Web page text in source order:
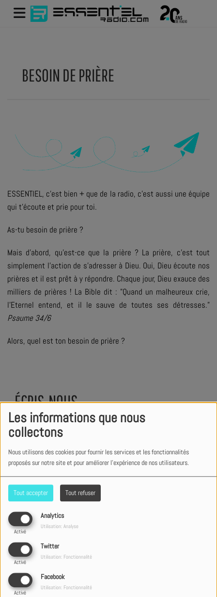
Les informations que nous
collectons
Nous utilisons des cookies pour fournir les services et les fonctionnalités
proposés sur notre site et pour améliorer l'expérience de nos utilisateurs.
Tout accepter Tout refuser
Analytics
Activé
Utilisation: Analyse
Twitter
Activé
Utilisation: Fonctionnalité
Facebook
Activé
Utilisation: Fonctionnalité
BESOIN DE PRIÈRE
ESSENTIEL, c'est bien + que de la radio, c'est aussi une équipe
qui t'écoute et prie pour toi.
As-tu besoin de prière ?
Mais d'abord, qu'est-ce que la prière ? La prière, c'est tout
simplement l'action de s'adresser à Dieu. Oui, Dieu écoute nos
prières et il est prêt à y répondre. Chaque jour, Dieu exauce des
milliers de prières ! La Bible dit : "Quand un malheureux crie,
l'Eternel entend, et il le sauve de toutes ses détresses."
Psaume 34/6
Alors, quel est ton besoin de prière ?
ÉCRIS-NOUS
*
Prénom*
Email*